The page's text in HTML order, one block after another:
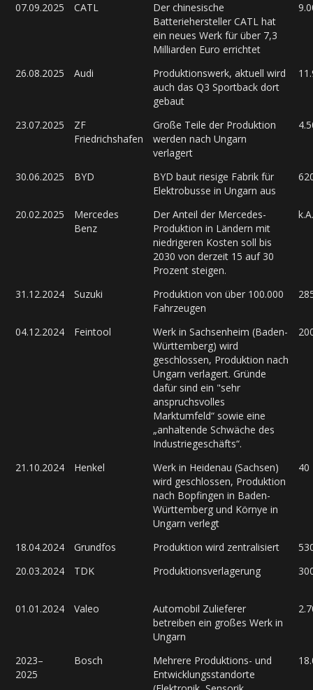
07.09.2025
CATL
Der chinesische
Batteriehersteller CATL hat
ein neues Werk für über 7,3
Milliarden Euro errichtet
26.08.2025 Audi
Produktionswerk, aktuell wird
auch das Q3 Sportback dort
gebaut
23.07.2025
ZF
Friedrichshafen
Große Teile der Produktion
werden nach Ungarn
verlagert
30.06.2025 BYD
BYD baut riesige Fabrik für
Elektrobusse in Ungarn aus
20.02.2025
Mercedes
Benz
Der Anteil der Mercedes-
Produktion in Ländern mit
niedrigeren Kosten soll bis
2030 von derzeit 15 auf 30
Prozent steigen.
k.A.
31.12.2024 Suzuki
Produktion von über 100.000
Fahrzeugen
04.12.2024 Feintool
Werk in Sachsenheim (Baden-
Württemberg) wird
geschlossen, Produktion nach
Ungarn verlagert. Gründe
dafür sind ein "sehr
anspruchsvolles
Marktumfeld“ sowie eine
„anhaltende Schwäche des
Industriegeschäfts“.
21.10.2024 Henkel
Werk in Heidenau (Sachsen)
wird geschlossen, Produktion
nach Bopfingen in Baden-
Württemberg und Környe in
Ungarn verlegt
40
18.04.2024 Grundfos Produktion wird zentralisiert
20.03.2024
TDK Produktionsverlagerung
01.01.2024 Valeo
Automobil Zulieferer
betreiben ein großes Werk in
Ungarn
2023–
2025
Bosch
Mehrere Produktions- und
Entwicklungsstandorte